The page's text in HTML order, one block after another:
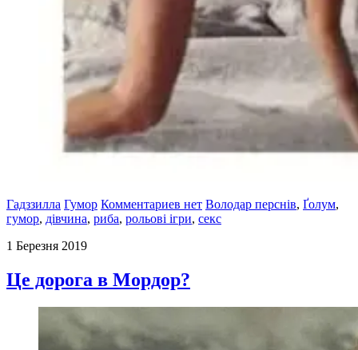
Гадззилла Гумор Комментариев нет Володар перснів, Ґолум,
гумор, дівчина, риба, рольові ігри, секс
1 Березня 2019
Це дорога в Мордор?